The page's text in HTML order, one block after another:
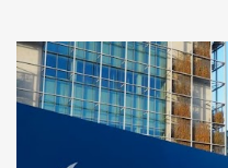
Πρωτοδικείου Αθηνών
έγινε δεκτός λόγος ανακοπής
ισχύος του αντιγράφου εξ
με την επιταγή προς πληρωμή
εκτέλεσης. Όπως κρίθηκε, το